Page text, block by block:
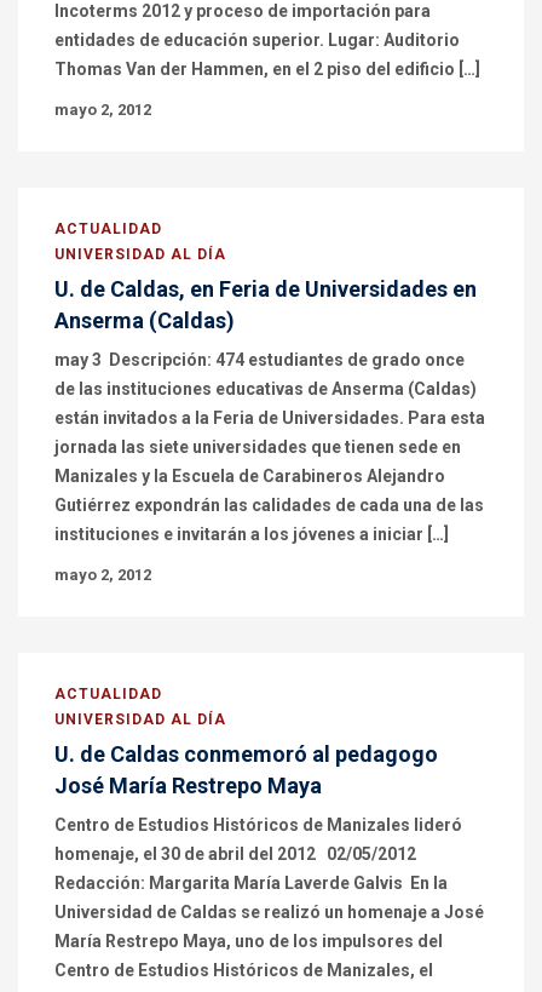
Incoterms 2012 y proceso de importación para
entidades de educación superior. Lugar: Auditorio
Thomas Van der Hammen, en el 2 piso del edificio […]
mayo 2, 2012
ACTUALIDAD
UNIVERSIDAD AL DÍA
U. de Caldas, en Feria de Universidades en
Anserma (Caldas)
may 3 Descripción: 474 estudiantes de grado once
de las instituciones educativas de Anserma (Caldas)
están invitados a la Feria de Universidades. Para esta
jornada las siete universidades que tienen sede en
Manizales y la Escuela de Carabineros Alejandro
Gutiérrez expondrán las calidades de cada una de las
instituciones e invitarán a los jóvenes a iniciar […]
mayo 2, 2012
ACTUALIDAD
UNIVERSIDAD AL DÍA
U. de Caldas conmemoró al pedagogo
José María Restrepo Maya
Centro de Estudios Históricos de Manizales lideró
homenaje, el 30 de abril del 2012 02/05/2012
Redacción: Margarita María Laverde Galvis En la
Universidad de Caldas se realizó un homenaje a José
María Restrepo Maya, uno de los impulsores del
Centro de Estudios Históricos de Manizales, el